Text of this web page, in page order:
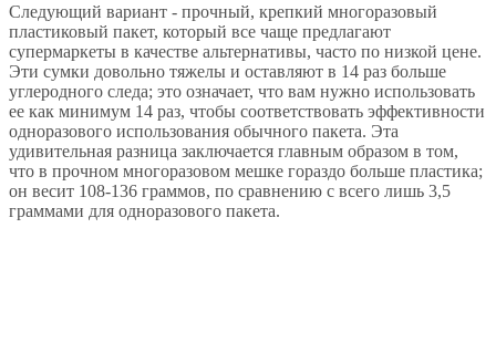
Следующий вариант - прочный, крепкий многоразовый
пластиковый пакет, который все чаще предлагают
супермаркеты в качестве альтернативы, часто по низкой цене.
Эти сумки довольно тяжелы и оставляют в 14 раз больше
углеродного следа; это означает, что вам нужно использовать
ее как минимум 14 раз, чтобы соответствовать эффективности
одноразового использования обычного пакета. Эта
удивительная разница заключается главным образом в том,
что в прочном многоразовом мешке гораздо больше пластика;
он весит 108-136 граммов, по сравнению с всего лишь 3,5
граммами для одноразового пакета.